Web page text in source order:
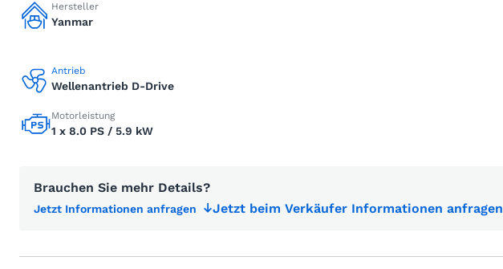
Hersteller
Yanmar
Antrieb
Wellenantrieb D-Drive
Motorleistung
1 x 8.0 PS / 5.9 kW
Brauchen Sie mehr Details?
Jetzt Informationen anfragen Jetzt beim Verkäufer Informationen anfragen